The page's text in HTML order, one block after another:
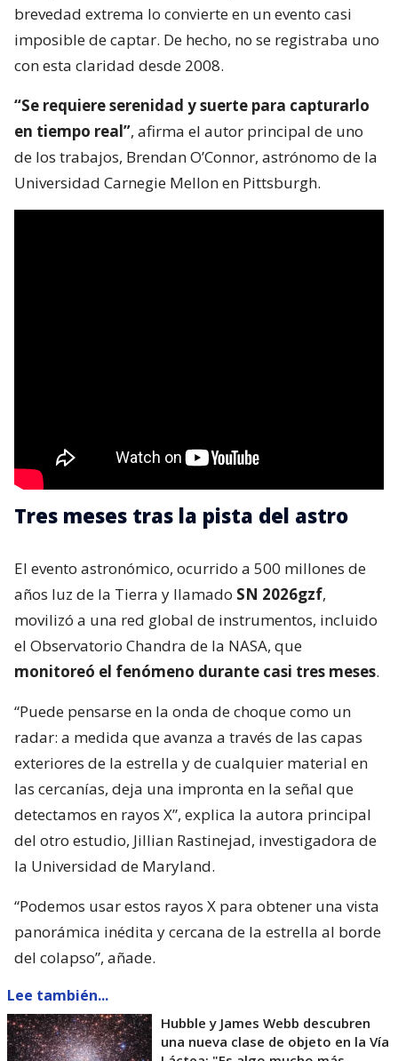
brevedad extrema lo convierte en un evento casi
imposible de captar. De hecho, no se registraba uno
con esta claridad desde 2008.
“Se requiere serenidad y suerte para capturarlo
en tiempo real”, afirma el autor principal de uno
de los trabajos, Brendan O’Connor, astrónomo de la
Universidad Carnegie Mellon en Pittsburgh.
Tres meses tras la pista del astro
El evento astronómico, ocurrido a 500 millones de
años luz de la Tierra y llamado SN 2026gzf,
movilizó a una red global de instrumentos, incluido
el Observatorio Chandra de la NASA, que
monitoreó el fenómeno durante casi tres meses.
“Puede pensarse en la onda de choque como un
radar: a medida que avanza a través de las capas
exteriores de la estrella y de cualquier material en
las cercanías, deja una impronta en la señal que
detectamos en rayos X”, explica la autora principal
del otro estudio, Jillian Rastinejad, investigadora de
la Universidad de Maryland.
“Podemos usar estos rayos X para obtener una vista
panorámica inédita y cercana de la estrella al borde
del colapso”, añade.
Lee también...
Hubble y James Webb descubren
una nueva clase de objeto en la Vía